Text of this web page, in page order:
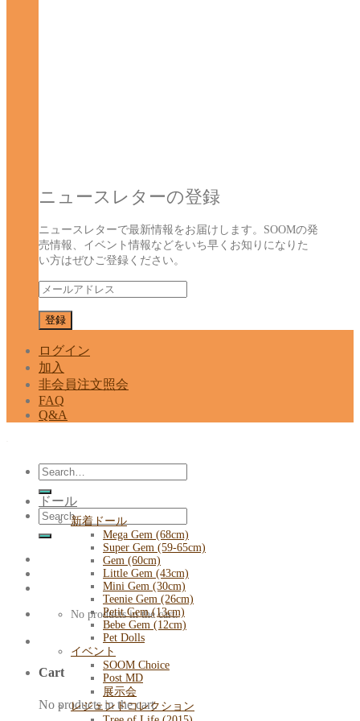
ニュースレターの登録
ニュースレターで最新情報をお届けします。SOOMの発
売情報、イベント情報などをいち早くお知りになりた
い方はぜひご登録ください。
ログイン
加入
非会員注文照会
FAQ
Q&A
Search
for:
Search
for:
No products in the cart.
Cart
No products in the cart.
ドール
新着ドール
Mega Gem (68cm)
Super Gem (59-65cm)
Gem (60cm)
Little Gem (43cm)
Mini Gem (30cm)
Teenie Gem (26cm)
Petit Gem (13cm)
Bebe Gem (12cm)
Pet Dolls
イベント
SOOM Choice
Post MD
展示会
レジェンドコレクション